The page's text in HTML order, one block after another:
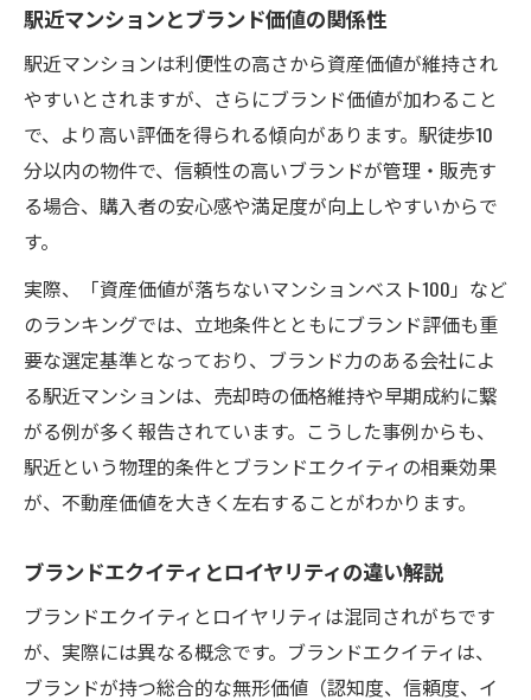
駅近マンションとブランド価値の関係性
駅近マンションは利便性の高さから資産価値が維持され
やすいとされますが、さらにブランド価値が加わること
で、より高い評価を得られる傾向があります。駅徒歩10
分以内の物件で、信頼性の高いブランドが管理・販売す
る場合、購入者の安心感や満足度が向上しやすいからで
す。
実際、「資産価値が落ちないマンションベスト100」など
のランキングでは、立地条件とともにブランド評価も重
要な選定基準となっており、ブランド力のある会社によ
る駅近マンションは、売却時の価格維持や早期成約に繋
がる例が多く報告されています。こうした事例からも、
駅近という物理的条件とブランドエクイティの相乗効果
が、不動産価値を大きく左右することがわかります。
ブランドエクイティとロイヤリティの違い解説
ブランドエクイティとロイヤリティは混同されがちです
が、実際には異なる概念です。ブランドエクイティは、
ブランドが持つ総合的な無形価値（認知度、信頼度、イ